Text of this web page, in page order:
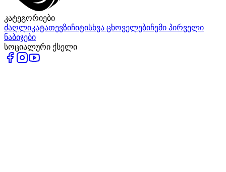
კატეგორიები
ძაღლიკატათევზიჩიტისხვა ცხოველებიჩემი პირველი
ნაბიჯები
სოციალური ქსელი